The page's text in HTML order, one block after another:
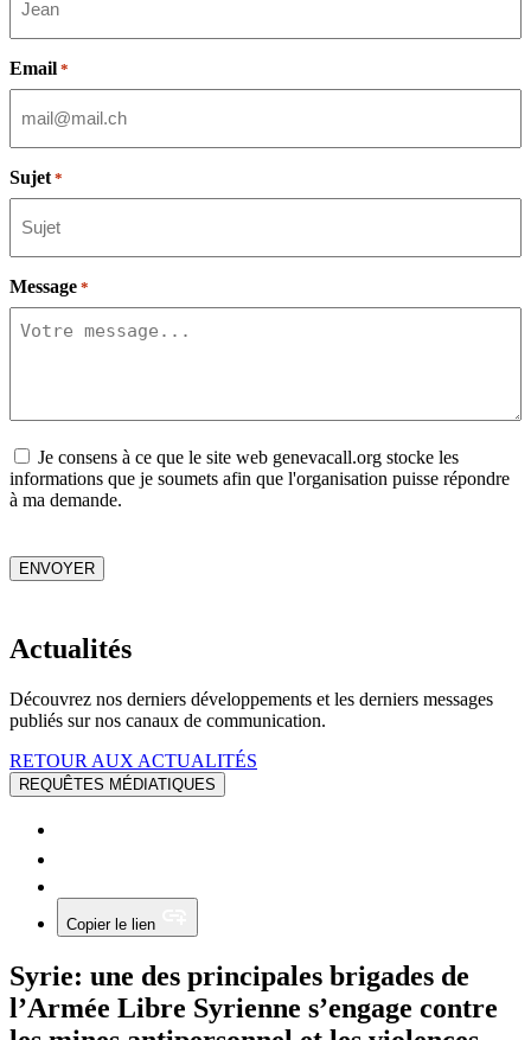
Email *
Sujet *
Message *
Consent
Je consens à ce que le site web genevacall.org stocke les
informations que je soumets afin que l'organisation puisse répondre
à ma demande.
ENVOYER
Actualités
Découvrez nos derniers développements et les derniers messages
publiés sur nos canaux de communication.
RETOUR AUX ACTUALITÉS
REQUÊTES MÉDIATIQUES
Copier le lien
Syrie: une des principales brigades de
l’Armée Libre Syrienne s’engage contre